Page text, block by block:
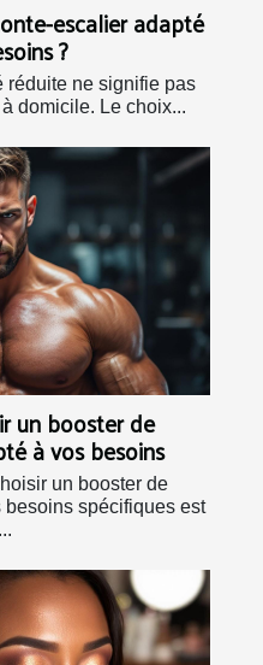
escalier adapté
?
réduite ne signifie pas
domicile. Le choix...
un booster de
à vos besoins
un booster de
spécifiques est